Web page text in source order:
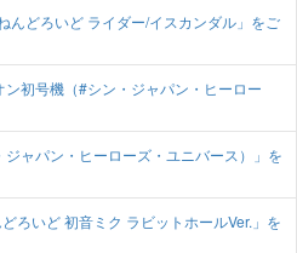
んどろいど ライダー/イスカンダル」をご
ン初号機（#シン・ジャパン・ヒーロー
ジャパン・ヒーローズ・ユニバース）」を
ろいど 初音ミク ラビットホールVer.」を